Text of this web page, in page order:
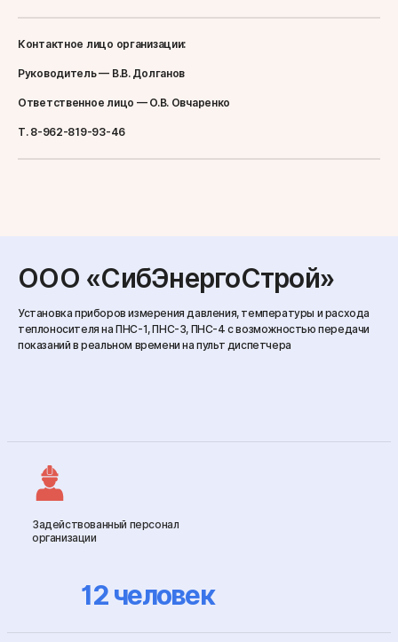
Контактное лицо организации:
Руководитель — В.В. Долганов
Ответственное лицо — О.В. Овчаренко
Т. 8-962-819-93-46
ООО «СибЭнергоСтрой»
Установка приборов измерения давления, температуры и расхода
теплоносителя на ПНС-1, ПНС-3, ПНС-4 с возможностью передачи
показаний в реальном времени на пульт диспетчера
Задействованный персонал
организации
12человек